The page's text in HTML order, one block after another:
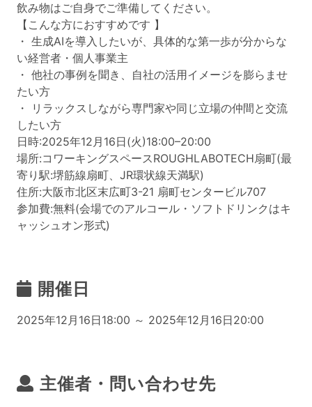
飲み物はご自身でご準備してください。
【こんな方におすすめです 】
・ 生成AIを導入したいが、具体的な第一歩が分からな
い経営者・個人事業主
・ 他社の事例を聞き、自社の活用イメージを膨らませ
たい方
・ リラックスしながら専門家や同じ立場の仲間と交流
したい方
日時:2025年12月16日(火)18:00–20:00
場所:コワーキングスペースROUGHLABOTECH扇町(最
寄り駅:堺筋線扇町、JR環状線天満駅)
住所:大阪市北区末広町3-21 扇町センタービル707
参加費:無料(会場でのアルコール・ソフトドリンクはキ
ャッシュオン形式)
開催日
2025年12月16日18:00 ～ 2025年12月16日20:00
主催者・問い合わせ先